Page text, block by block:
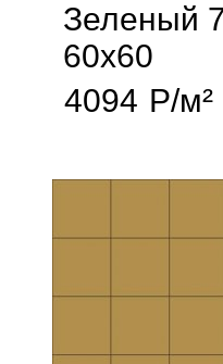
Зеленый
60x60
4094 Р/м²